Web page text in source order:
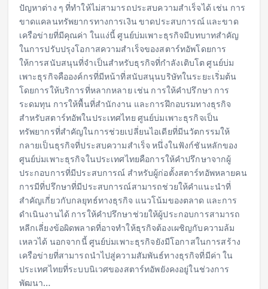
ปัญหาต่าง ๆ ที่ทำให้ไม่สามารถประสบความสำเร็จได้ เช่น การ
ขาดแคลนทรัพยากรทางการเงิน ขาดประสบการณ์ และขาด
เครือข่ายที่มีคุณค่า ในแง่นี้ ศูนย์บ่มเพาะธุรกิจมีบทบาทสำคัญ
ในการปรับปรุงโอกาสความสำเร็จของสตาร์ทอัพโดยการ
ให้การสนับสนุนที่จำเป็นสำหรับธุรกิจที่กำลังเติบโต ศูนย์บ่ม
เพาะธุรกิจคือองค์กรที่มีหน้าที่สนับสนุนบริษัทในระยะเริ่มต้น
โดยการให้บริการที่หลากหลาย เช่น การให้คำปรึกษา การ
ระดมทุน การให้พื้นที่สำนักงาน และการฝึกอบรมทางธุรกิจ
สำหรับสตาร์ทอัพในประเทศไทย ศูนย์บ่มเพาะธุรกิจเป็น
ทรัพยากรที่สำคัญในการช่วยเปลี่ยนไอเดียที่มีนวัตกรรมให้
กลายเป็นธุรกิจที่ประสบความสำเร็จ หนึ่งในฟังก์ชันหลักของ
ศูนย์บ่มเพาะธุรกิจในประเทศไทยคือการให้คำปรึกษาจากผู้
ประกอบการที่มีประสบการณ์ สำหรับผู้ก่อตั้งสตาร์ทอัพหลายคน
การมีที่ปรึกษาที่มีประสบการณ์สามารถช่วยให้คำแนะนำที่
สำคัญเกี่ยวกับกลยุทธ์ทางธุรกิจ แนวโน้มของตลาด และการ
ดำเนินงานได้ การให้คำปรึกษาช่วยให้ผู้ประกอบการสามารถ
หลีกเลี่ยงข้อผิดพลาดที่อาจทำให้ธุรกิจต้องเผชิญกับความล้ม
เหลวได้ นอกจากนี้ ศูนย์บ่มเพาะธุรกิจยังมีโอกาสในการสร้าง
เครือข่ายที่สามารถนำไปสู่ความสัมพันธ์ทางธุรกิจที่มีค่า ใน
ประเทศไทยที่ระบบนิเวศของสตาร์ทอัพยังคงอยู่ในช่วงการ
พัฒนา…